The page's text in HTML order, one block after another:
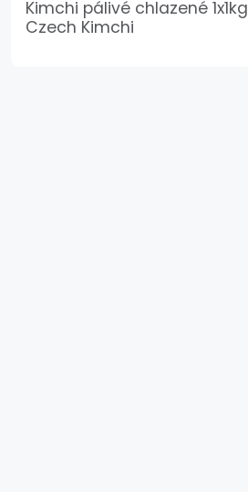
Kimchi pálivé chlazené 1x1kg
Czech Kimchi